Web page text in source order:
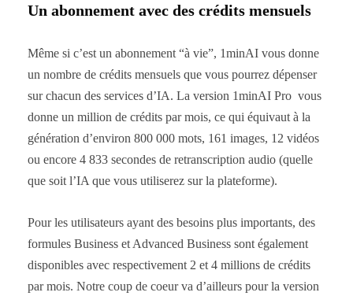
Un abonnement avec des crédits mensuels
Même si c’est un abonnement “à vie”, 1minAI vous donne
un nombre de crédits mensuels que vous pourrez dépenser
sur chacun des services d’IA. La version 1minAI Pro vous
donne un million de crédits par mois, ce qui équivaut à la
génération d’environ 800 000 mots, 161 images, 12 vidéos
ou encore 4 833 secondes de retranscription audio (quelle
que soit l’IA que vous utiliserez sur la plateforme).
Pour les utilisateurs ayant des besoins plus importants, des
formules Business et Advanced Business sont également
disponibles avec respectivement 2 et 4 millions de crédits
par mois. Notre coup de coeur va d’ailleurs pour la version